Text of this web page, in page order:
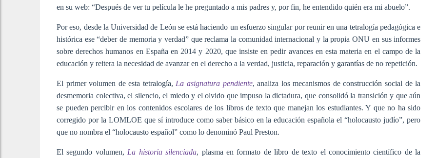
en su web: “Después de ver tu película le he preguntado a mis padres y, por fin, he entendido quién era mi abuelo”.
Por eso, desde la Universidad de León se está haciendo un esfuerzo singular por reunir en una tetralogía pedagógica e
histórica ese “deber de memoria y verdad” que reclama la comunidad internacional y la propia ONU en sus informes
sobre derechos humanos en España en 2014 y 2020, que insiste en pedir avances en esta materia en el campo de la
educación y reitera la necesidad de avanzar en el derecho a la verdad, justicia, reparación y garantías de no repetición.
El primer volumen de esta tetralogía, La asignatura pendiente, analiza los mecanismos de construcción social de la
desmemoria colectiva, el silencio, el miedo y el olvido que impuso la dictadura, que consolidó la transición y que aún
se pueden percibir en los contenidos escolares de los libros de texto que manejan los estudiantes. Y que no ha sido
corregido por la LOMLOE que sí introduce como saber básico en la educación española el “holocausto judío”, pero
que no nombra el “holocausto español” como lo denominó Paul Preston.
El segundo volumen, La historia silenciada, plasma en formato de libro de texto el conocimiento científico de la